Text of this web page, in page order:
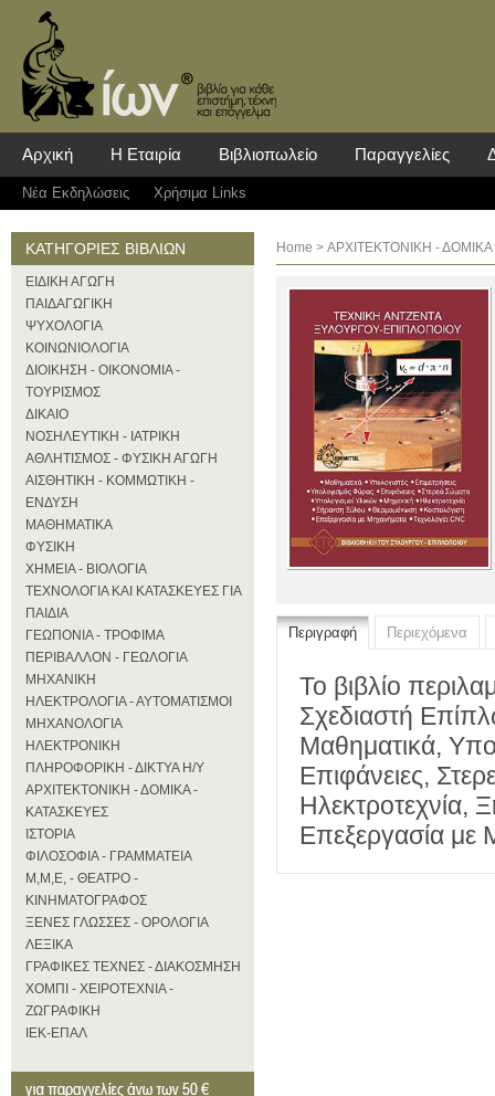
Αρχική Η Εταιρία Βιβλιοπωλείο Παραγγελίες
Νέα Eκδηλώσεις Χρήσιμα Links
ΚΑΤΗΓΟΡΙΕΣ ΒΙΒΛΙΩΝ
ΕΙΔΙΚΗ ΑΓΩΓΗ
ΠΑΙΔΑΓΩΓΙΚΗ
ΨΥΧΟΛΟΓΙΑ
ΚΟΙΝΩΝΙΟΛΟΓΙΑ
ΔΙΟΙΚΗΣΗ - ΟΙΚΟΝΟΜΙΑ -
ΤΟΥΡΙΣΜΟΣ
ΔΙΚΑΙΟ
ΝΟΣΗΛΕΥΤΙΚΗ - ΙΑΤΡΙΚΗ
ΑΘΛΗΤΙΣΜΟΣ - ΦΥΣΙΚΗ ΑΓΩΓΗ
ΑΙΣΘΗΤΙΚΗ - ΚΟΜΜΩΤΙΚΗ -
ΕΝΔΥΣΗ
ΜΑΘΗΜΑΤΙΚΑ
ΦΥΣΙΚΗ
ΧΗΜΕΙΑ - ΒΙΟΛΟΓΙΑ
ΤΕΧΝΟΛΟΓΙΑ ΚΑΙ ΚΑΤΑΣΚΕΥΕΣ ΓΙΑ
ΠΑΙΔΙΑ
ΓΕΩΠΟΝΙΑ - ΤΡΟΦΙΜΑ
ΠΕΡΙΒΑΛΛΟΝ - ΓΕΩΛΟΓΙΑ
ΜΗΧΑΝΙΚΗ
ΗΛΕΚΤΡΟΛΟΓΙΑ - ΑΥΤΟΜΑΤΙΣΜΟΙ
ΜΗΧΑΝΟΛΟΓΙΑ
ΗΛΕΚΤΡΟΝΙΚΗ
ΠΛΗΡΟΦΟΡΙΚΗ - ΔΙΚΤΥΑ Η/Υ
ΑΡΧΙΤΕΚΤΟΝΙΚΗ - ΔΟΜΙΚΑ -
ΚΑΤΑΣΚΕΥΕΣ
ΙΣΤΟΡΙΑ
ΦΙΛΟΣΟΦΙΑ - ΓΡΑΜΜΑΤΕΙΑ
Μ,Μ,Ε, - ΘΕΑΤΡΟ -
ΚΙΝΗΜΑΤΟΓΡΑΦΟΣ
ΞΕΝΕΣ ΓΛΩΣΣΕΣ - ΟΡΟΛΟΓΙΑ
ΛΕΞΙΚΑ
ΓΡΑΦΙΚΕΣ ΤΕΧΝΕΣ - ΔΙΑΚΟΣΜΗΣΗ
ΧΟΜΠΙ - ΧΕΙΡΟΤΕΧΝΙΑ -
ΖΩΓΡΑΦΙΚΗ
ΙΕΚ-ΕΠΑΛ
Home > ΑΡΧΙΤΕΚΤΟΝΙΚΗ -
Περιγραφή Περιεχόμενα
Το βιβλίο
Σχεδιαστή
Μαθηματικά,
Επιφάνειες,
Επεξεργασία με